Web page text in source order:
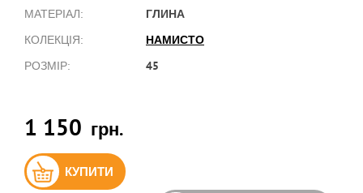
МАТЕРІАЛ: ГЛИНА
КОЛЕКЦІЯ: НАМИСТО
РОЗМІР: 45
1 150 грн.
КУПИТИ